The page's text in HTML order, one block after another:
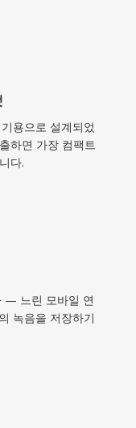
용으로 설계되었
하면 가장 컴팩트
다.
— 느린 모바일 연
녹음을 저장하기